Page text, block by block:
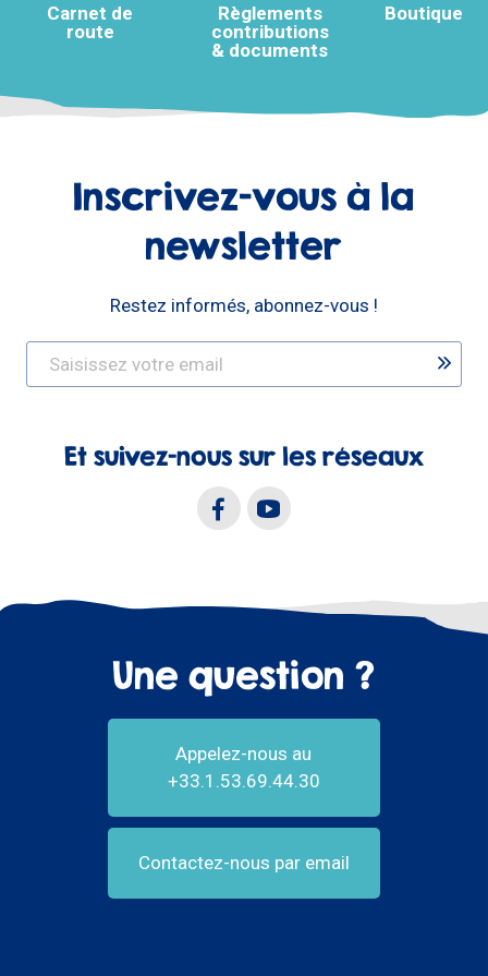
Carnet de
route
Règlements
contributions
& documents
Boutique
Inscrivez-vous à la
newsletter
Restez informés, abonnez-vous !
Et suivez-nous sur les réseaux
Une question ?
Appelez-nous au
+33.1.53.69.44.30
Contactez-nous par email